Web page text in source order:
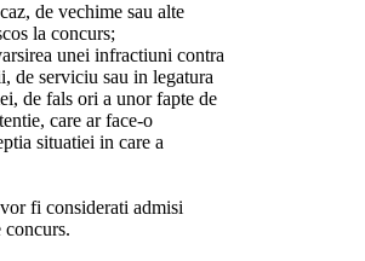
de vechime sau alte
la concurs;
unei infractiuni contra
de serviciu sau in legatura
de fals ori a unor fapte de
care ar face-o
situatiei in care a
fi considerati admisi
concurs.